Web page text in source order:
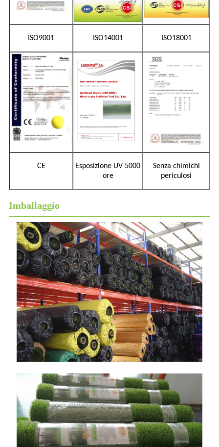
ISO9001 ISO14001 ISO18001
CE
Esposizione UV 5000
ore
Senza chimichi
periculosi
Imballaggio